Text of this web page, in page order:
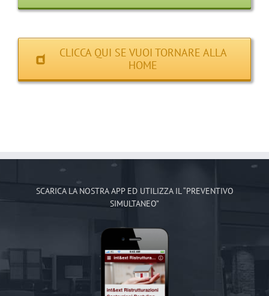
CLICCA QUI SE VUOI TORNARE ALLA
HOME
SCARICA LA NOSTRA APP ED UTILIZZA IL “PREVENTIVO
SIMULTANEO”